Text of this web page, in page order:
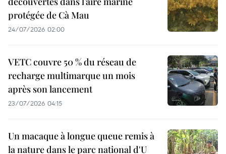
protégée de Cà Mau
24/07/2026 02:00
VETC couvre 50 % du réseau de
recharge multimarque un mois
après son lancement
23/07/2026 04:15
Un macaque à longue queue remis à
la nature dans le parc national d'U